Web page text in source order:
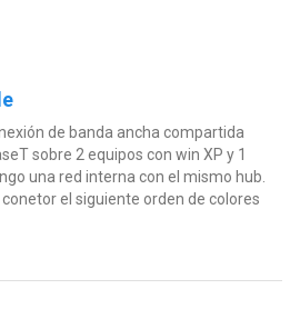
de banda ancha compartida
sobre 2 equipos con win XP y 1
una red interna con el mismo hub.
el siguiente orden de colores